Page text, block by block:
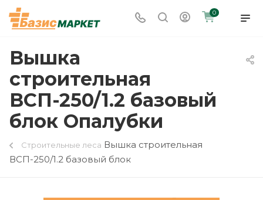
0
Вышка
строительная
ВСП-250/1.2 базовый
блок Опалубки
Строительные леса Вышка строительная
ВСП-250/1.2 базовый блок